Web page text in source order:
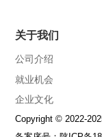
关于我们
公司介绍
就业机会
企业文化
Copyright © 2022-